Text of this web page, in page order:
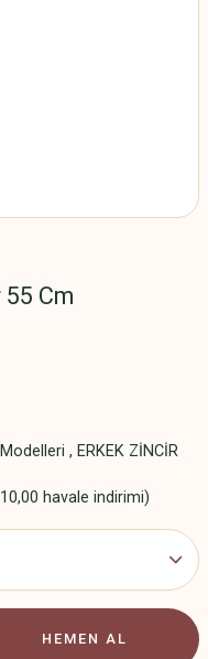
Cm
Modelleri , ERKEK ZİNCİR
havale indirimi)
HEMEN AL